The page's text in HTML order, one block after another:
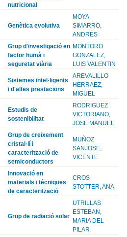
nutricional
Genètica evolutiva
MOYA
SIMARRO,
ANDRES
Grup d'investigació en
factor humà i
seguretat viària
MONTORO
GONZALEZ,
LUIS VALENTIN
Sistemes intel·ligents
i d'altes prestacions
AREVALILLO
HERRAEZ,
MIGUEL
Estudis de
sostenibilitat
RODRIGUEZ
VICTORIANO,
JOSE MANUEL
Grup de creixement
cristal·lí i
caracterització de
semiconductors
MUÑOZ
SANJOSE,
VICENTE
Innovació en
materials i técniques
de caracterització
CROS
STOTTER, ANA
Grup de radiació solar
UTRILLAS
ESTEBAN,
MARIA DEL
PILAR